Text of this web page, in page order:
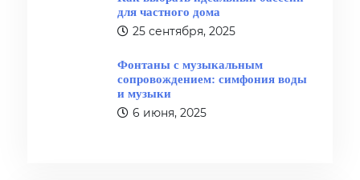
для частного дома
25 сентября, 2025
Фонтаны с музыкальным
сопровождением: симфония воды
и музыки
6 июня, 2025